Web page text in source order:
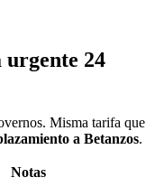
24
Misma tarifa que
a Betanzos.
Notas